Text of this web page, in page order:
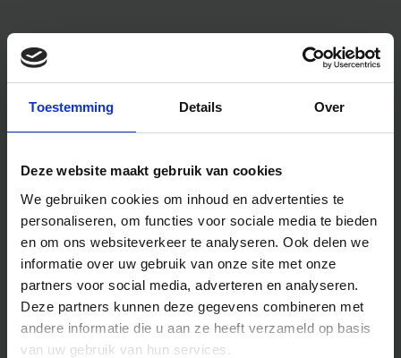
Toestemming Details Over
Deze website maakt gebruik van cookies
We gebruiken cookies om inhoud en advertenties te
personaliseren, om functies voor sociale media te bieden
en om ons websiteverkeer te analyseren. Ook delen we
informatie over uw gebruik van onze site met onze
partners voor social media, adverteren en analyseren.
Deze partners kunnen deze gegevens combineren met
andere informatie die u aan ze heeft verzameld op basis
van uw gebruik van hun services.